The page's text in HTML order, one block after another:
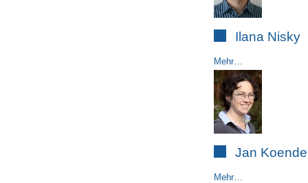
Ilana Nisky
Mehr…
Jan
Mehr…